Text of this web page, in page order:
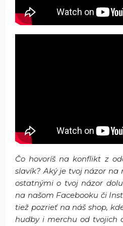
Čo hovoríš na konflikt z
slavík? Aký je tvoj názor na
ostatnými o tvoj názor
na našom Facebooku či
tiež pozrieť na náš shop,
hudby i merchu od tvojich